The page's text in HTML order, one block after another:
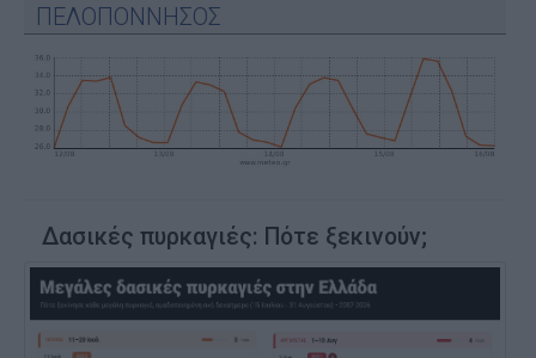
ΠΕΛΟΠΟΝΝΗΣΟΣ
Δασικές πυρκαγιές: Πότε ξεκινούν;